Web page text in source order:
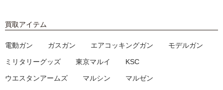
買取アイテム
電動ガン ガスガン エアコッキングガン モデルガン
ミリタリーグッズ 東京マルイ KSC
ウエスタンアームズ マルシン マルゼン